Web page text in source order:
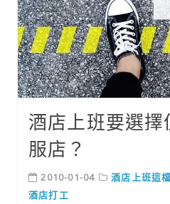
酒店上班要選
服店？
2010-01-04 酒店上班這
酒店打工